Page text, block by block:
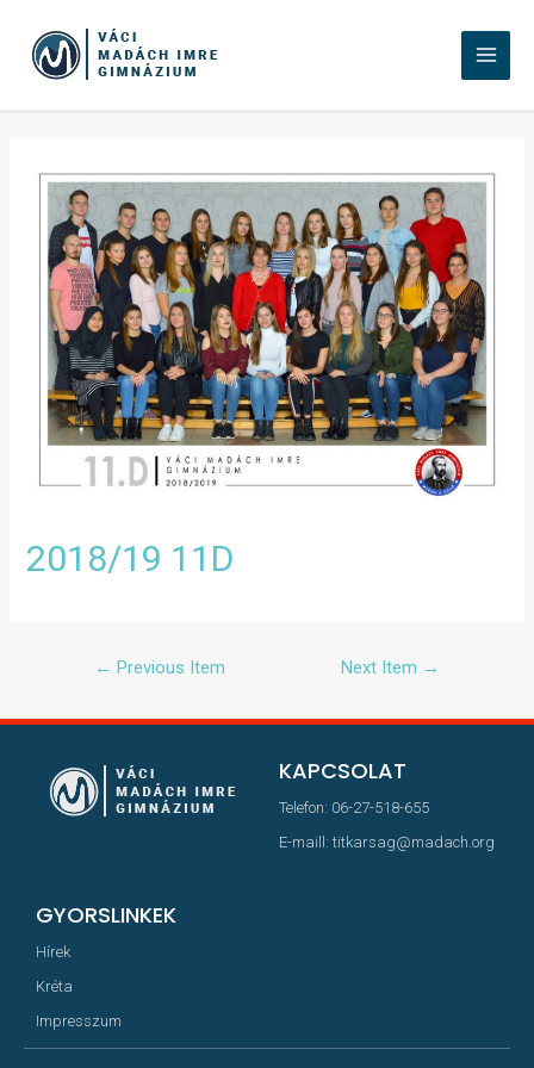
2018/19 11D
← Previous Item Next Item →
KAPCSOLAT
Telefon: 06-27-518-655
E-maill: titkarsag@madach.org
GYORSLINKEK
Hírek
Kréta
Impresszum